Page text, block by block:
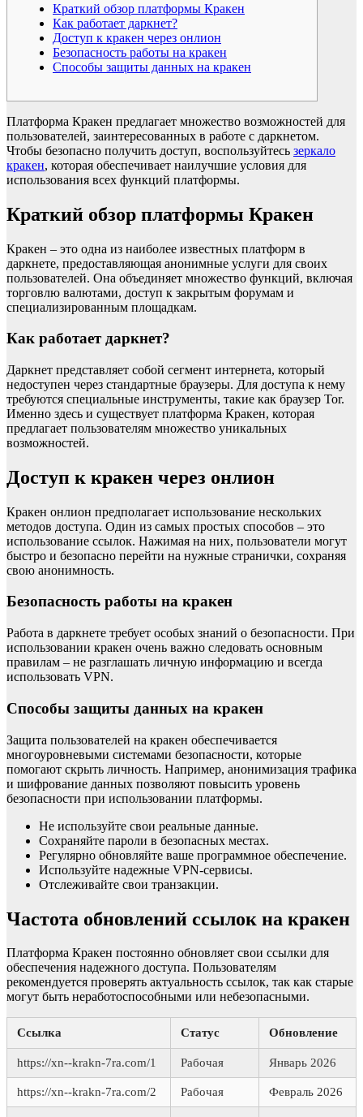
Краткий обзор платформы Кракен
Как работает даркнет?
Доступ к кракен через онлион
Безопасность работы на кракен
Способы защиты данных на кракен
Платформа Кракен предлагает множество возможностей для
пользователей, заинтересованных в работе с даркнетом.
Чтобы безопасно получить доступ, воспользуйтесь зеркало
кракен, которая обеспечивает наилучшие условия для
использования всех функций платформы.
Краткий обзор платформы Кракен
Кракен – это одна из наиболее известных платформ в
даркнете, предоставляющая анонимные услуги для своих
пользователей. Она объединяет множество функций, включая
торговлю валютами, доступ к закрытым форумам и
специализированным площадкам.
Как работает даркнет?
Даркнет представляет собой сегмент интернета, который
недоступен через стандартные браузеры. Для доступа к нему
требуются специальные инструменты, такие как браузер Tor.
Именно здесь и существует платформа Кракен, которая
предлагает пользователям множество уникальных
возможностей.
Доступ к кракен через онлион
Кракен онлион предполагает использование нескольких
методов доступа. Один из самых простых способов – это
использование ссылок. Нажимая на них, пользователи могут
быстро и безопасно перейти на нужные странички, сохраняя
свою анонимность.
Безопасность работы на кракен
Работа в даркнете требует особых знаний о безопасности. При
использовании кракен очень важно следовать основным
правилам – не разглашать личную информацию и всегда
использовать VPN.
Способы защиты данных на кракен
Защита пользователей на кракен обеспечивается
многоуровневыми системами безопасности, которые
помогают скрыть личность. Например, анонимизация трафика
и шифрование данных позволяют повысить уровень
безопасности при использовании платформы.
Не используйте свои реальные данные.
Сохраняйте пароли в безопасных местах.
Регулярно обновляйте ваше программное обеспечение.
Используйте надежные VPN-сервисы.
Отслеживайте свои транзакции.
Частота обновлений ссылок на кракен
Платформа Кракен постоянно обновляет свои ссылки для
обеспечения надежного доступа. Пользователям
рекомендуется проверять актуальность ссылок, так как старые
могут быть неработоспособными или небезопасными.
Ссылка Статус Обновление
https://xn--krakn-7ra.com/1 Рабочая Январь 2026
https://xn--krakn-7ra.com/2 Рабочая Февраль 2026